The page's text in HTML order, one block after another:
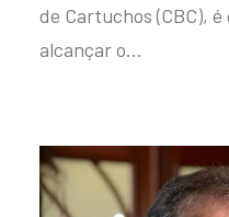
de Cartuchos (CBC),
alcançar o…